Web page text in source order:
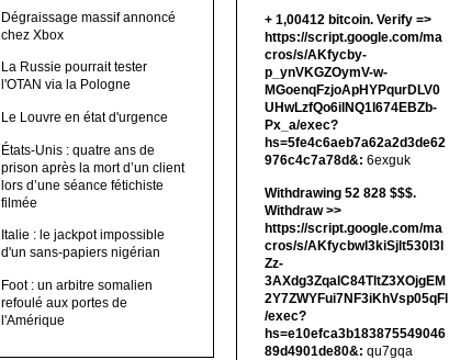
Dégraissage massif annoncé
chez Xbox
La Russie pourrait tester
l'OTAN via la Pologne
Le Louvre en état d'urgence
États-Unis : quatre ans de
prison après la mort d’un client
lors d’une séance fétichiste
filmée
Italie : le jackpot impossible
d'un sans-papiers nigérian
Foot : un arbitre somalien
refoulé aux portes de
l'Amérique
+ 1,00412 bitсоin. Verify =>
https://script.google.com/ma
cros/s/AKfycby-
p_ynVKGZOymV-w-
MGoenqFzjoApHYPqurDLV0
UHwLzfQo6ilNQ1l674EBZb-
Px_a/exec?
hs=5fe4c6aeb7a62a2d3de62
976c4c7a78d&: 6exguk
Withdrawing 52 828 $$$.
Withdrаw >>
https://script.google.com/ma
cros/s/AKfycbwl3kiSjlt530I3l
Zz-
3AXdg3ZqalC84TltZ3XOjgEM
2Y7ZWYFui7NF3iKhVsp05qFl
/exec?
hs=e10efca3b183875549046
89d4901de80&: qu7gqa